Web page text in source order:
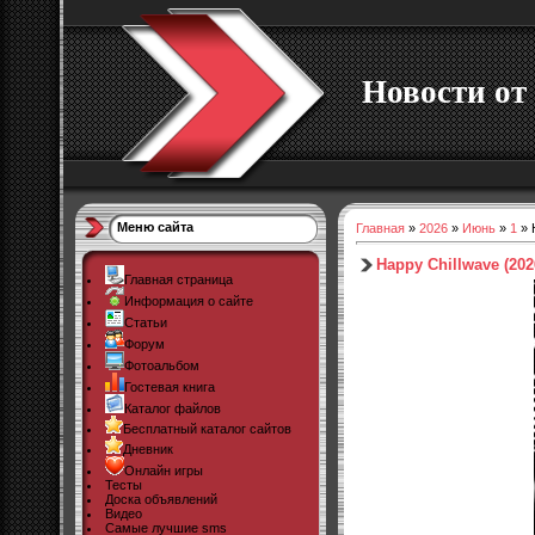
Новости от
Меню сайта
Главная страница
Информация о сайте
Статьи
Форум
Фотоальбом
Гостевая книга
Каталог файлов
Бесплатный каталог сайтов
Дневник
Онлайн игры
Тесты
Доска объявлений
Видео
Самые лучшие sms
Главная » 2026 » Июнь » 1 »
Happy Chillwave